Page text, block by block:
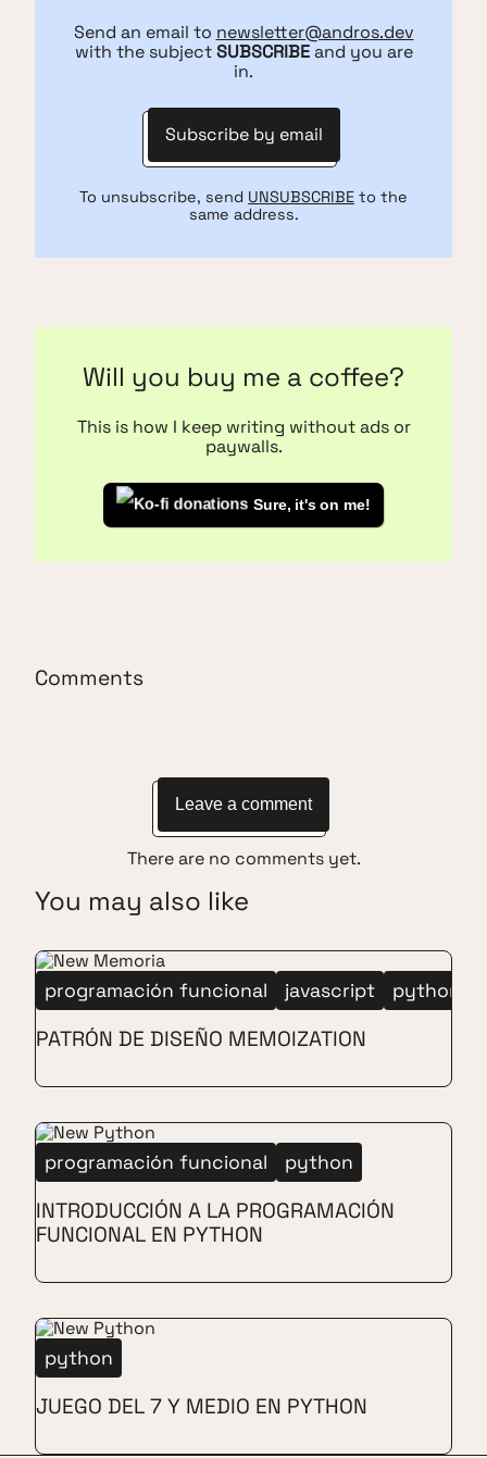
Send an email to newsletter@andros.dev
with the subjectSUBSCRIBEand you are
in.
Subscribe by email
To unsubscribe, send UNSUBSCRIBE to the
same address.
Will you buy me a coffee?
This is how I keep writing without ads or
paywalls.
Sure, it's on me!
Comments
Leave a comment
There are no comments yet.
You may also like
programación funcional javascript python
PATRÓN DE DISEÑO MEMOIZATION
programación funcional python
INTRODUCCIÓN A LA PROGRAMACIÓN
FUNCIONAL EN PYTHON
python
JUEGO DEL 7 Y MEDIO EN PYTHON